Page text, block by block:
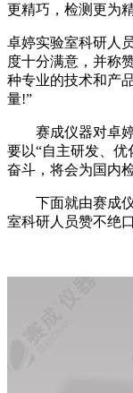
更精巧，检测更为精
卓婷实验室科研人
度十分满意，并称
种专业的技术和产品
量!”
赛成仪器对卓婷
要以“自主研发、优
奋斗，将会为国内
下面就由赛成仪
室科研人员赞不绝